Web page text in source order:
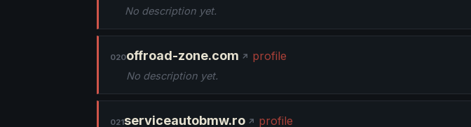
No description yet.
020offroad-zone.com profile
No description yet.
021serviceautobmw.ro profile